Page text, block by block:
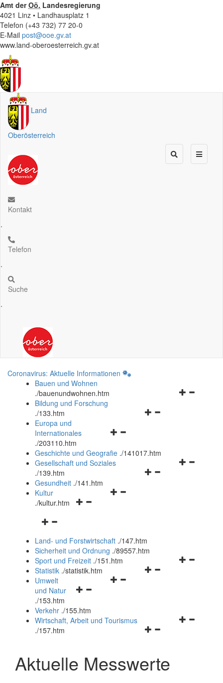
Amt derOö. Landesregierung
4021 Linz • Landhausplatz 1
Telefon (+43 732) 77 20-0
E-Mail post@ooe.gv.at
www.land-oberoesterreich.gv.at
Land
Oberösterreich
Kontakt
.
Telefon
.
Suche
.
Coronavirus: Aktuelle Informationen
Bauen und Wohnen
./bauenundwohnen.htm
Navigationsmenü
Bildung und Forschung
./133.htm
Navigationsmenü
und
schließen
Europa und
Internationales
./203110.htm
Geschichte und Geografie ./141017.htm
Navigationsmenü
Gesellschaft und Soziales
./139.htm
Navigationsmenü
Gesundheit ./141.htm
Navigationsmenü
Kultur
./kultur.htm
Navigationsmenü
und
schließen
Land- und Forstwirtschaft ./147.htm
Sicherheit und Ordnung ./89557.htm
Navigationsmenü
Sport und Freizeit ./151.htm
Navigationsmenü
Statistik ./statistik.htm
Navigationsmenü
und
schließen
Umwelt
und Natur
./153.htm
Verkehr ./155.htm
Navigationsmenü
schließen
Wirtschaft, Arbeit und Tourismus
./157.htm
Aktuelle Messwerte